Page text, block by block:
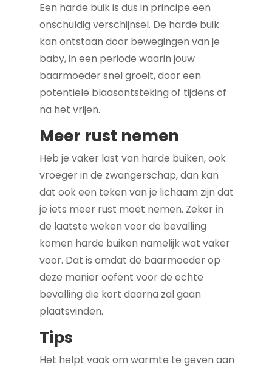
Een harde buik is dus in principe een
onschuldig verschijnsel. De harde buik
kan ontstaan door bewegingen van je
baby, in een periode waarin jouw
baarmoeder snel groeit, door een
potentiele blaasontsteking of tijdens of
na het vrijen.
Meer rust nemen
Heb je vaker last van harde buiken, ook
vroeger in de zwangerschap, dan kan
dat ook een teken van je lichaam zijn dat
je iets meer rust moet nemen. Zeker in
de laatste weken voor de bevalling
komen harde buiken namelijk wat vaker
voor. Dat is omdat de baarmoeder op
deze manier oefent voor de echte
bevalling die kort daarna zal gaan
plaatsvinden.
Tips
Het helpt vaak om warmte te geven aan